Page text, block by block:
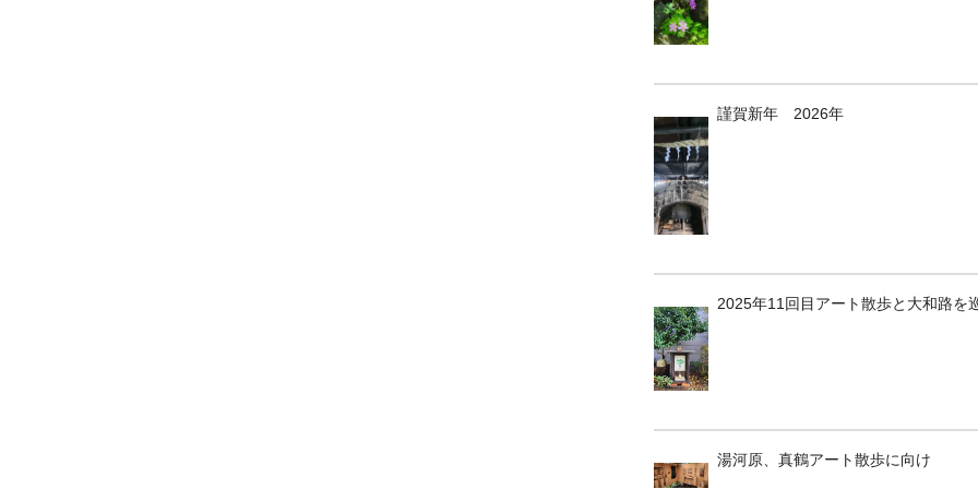
謹賀新年 2026年
2025年11回目アート散歩と大和路を
湯河原、真鶴アート散歩に向け